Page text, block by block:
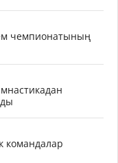
чемпионатының
командалар